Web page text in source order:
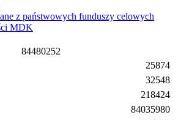
z państwowych funduszy celowych
MDK
84480252
25874
32548
218424
84035980